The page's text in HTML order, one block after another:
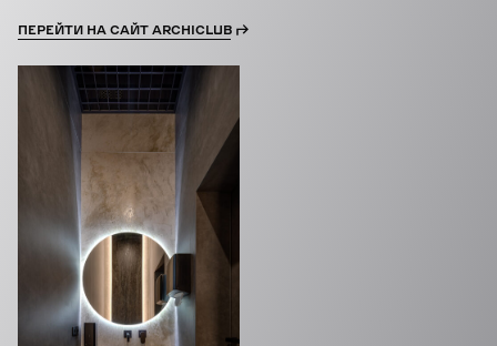
ПЕРЕЙТИ НА САЙТ ARCHICLUB